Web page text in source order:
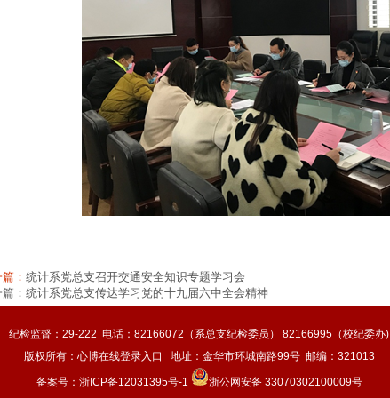
： 统计系党总支召开交通安全知识专题学习会
： 统计系党总支传达学习党的十九届六中全会精神
纪检监督：29-222 电话：82166072（系总支纪检委员） 82166995（校纪委办)
版权所有：心博在线登录入口 地址：金华市环城南路99号 邮编：321013
备案号： 浙ICP备12031395号-1 浙公网安备 33070302100009号